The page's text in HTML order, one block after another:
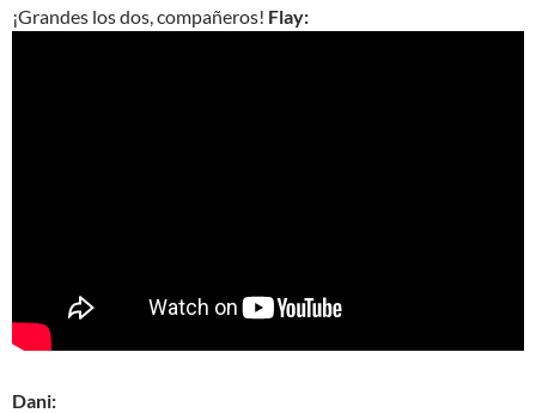
¡Grandes los dos, compañeros! Flay:
Dani: